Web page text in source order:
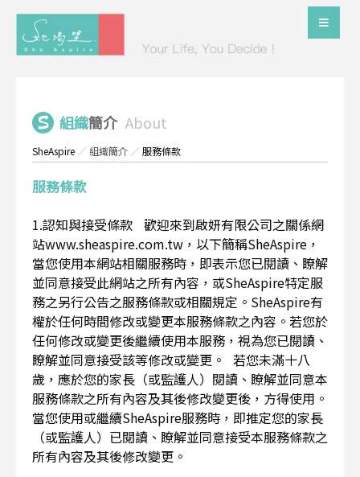
組織簡介 About
SheAspire ／組織簡介 ／服務條款
服務條款
1.認知與接受條款 歡迎來到啟妍有限公司之關係網
站www.sheaspire.com.tw，以下簡稱SheAspire，
當您使用本網站相關服務時，即表示您已閱讀、瞭解
並同意接受此網站之所有內容，或SheAspire特定服
務之另行公告之服務條款或相關規定。SheAspire有
權於任何時間修改或變更本服務條款之內容。若您於
任何修改或變更後繼續使用本服務，視為您已閱讀、
瞭解並同意接受該等修改或變更。 若您未滿十八
歲，應於您的家長（或監護人）閱讀、瞭解並同意本
服務條款之所有內容及其後修改變更後，方得使用。
當您使用或繼續SheAspire服務時，即推定您的家長
（或監護人）已閱讀、瞭解並同意接受本服務條款之
所有內容及其後修改變更。